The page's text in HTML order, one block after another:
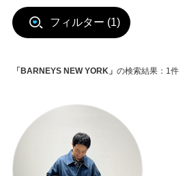
フィルター (1)
「BARNEYS NEW YORK」 の検索結果：1件